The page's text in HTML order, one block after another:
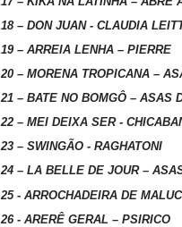
18 – DON JUAN - CLAUDIA
19 – ARREIA LENHA – PIERRE
20 – MORENA TROPICANA –
21 – BATE NO BOMGÔ – ASAS
22 – MEI DEIXA SER -
23 – SWINGÃO - RAGHATONI
24 – LA BELLE DE JOUR –
25 - ARROCHADEIRA DE
26 - ARERÊ GERAL – PSIRICO